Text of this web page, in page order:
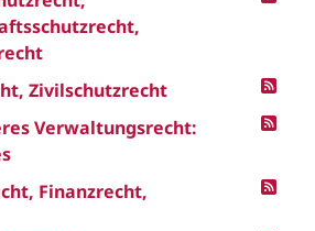
Zivilschutzrecht
Verwaltungsrecht:
Finanzrecht,